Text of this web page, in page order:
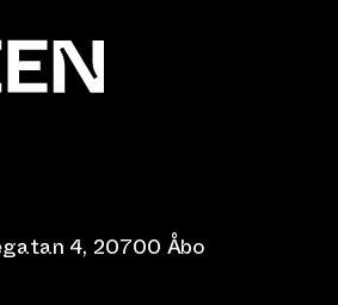
4, 20700 Åbo